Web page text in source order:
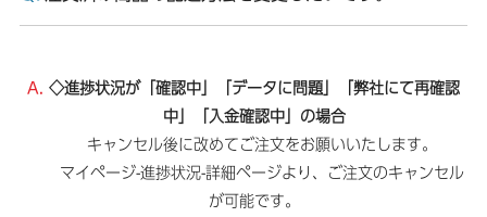
◇進捗状況が「確認中」「データに問題」「弊社にて再確認
中」「入金確認中」の場合
キャンセル後に改めてご注文をお願いいたします。
マイページ-進捗状況-詳細ページより、ご注文のキャンセル
が可能です。